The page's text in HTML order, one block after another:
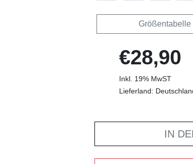
Größentabelle
€28,90
Inkl. 19% MwST
Lieferland:
IN